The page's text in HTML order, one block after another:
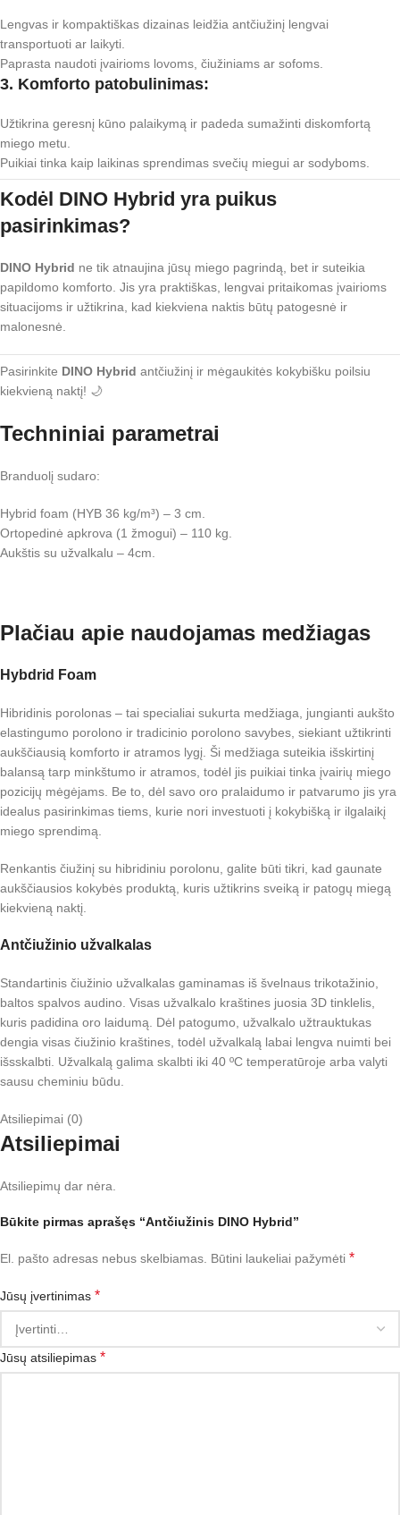
Lengvas ir kompaktiškas dizainas leidžia antčiužinį lengvai
transportuoti ar laikyti.
Paprasta naudoti įvairioms lovoms, čiužiniams ar sofoms.
3. Komforto patobulinimas:
Užtikrina geresnį kūno palaikymą ir padeda sumažinti diskomfortą
miego metu.
Puikiai tinka kaip laikinas sprendimas svečių miegui ar sodyboms.
Kodėl DINO Hybrid yra puikus
pasirinkimas?
DINO Hybrid ne tik atnaujina jūsų miego pagrindą, bet ir suteikia
papildomo komforto. Jis yra praktiškas, lengvai pritaikomas įvairioms
situacijoms ir užtikrina, kad kiekviena naktis būtų patogesnė ir
malonesnė.
Pasirinkite DINO Hybrid antčiužinį ir mėgaukitės kokybišku poilsiu
kiekvieną naktį! 🌙
Techniniai parametrai
Branduolį sudaro:
Hybrid foam (HYB 36 kg/m³) – 3 cm.
Ortopedinė apkrova (1 žmogui) – 110 kg.
Aukštis su užvalkalu – 4cm.
Plačiau apie naudojamas medžiagas
Hybdrid Foam
Hibridinis porolonas – tai specialiai sukurta medžiaga, jungianti aukšto
elastingumo porolono ir tradicinio porolono savybes, siekiant užtikrinti
aukščiausią komforto ir atramos lygį. Ši medžiaga suteikia išskirtinį
balansą tarp minkštumo ir atramos, todėl jis puikiai tinka įvairių miego
pozicijų mėgėjams. Be to, dėl savo oro pralaidumo ir patvarumo jis yra
idealus pasirinkimas tiems, kurie nori investuoti į kokybišką ir ilgalaikį
miego sprendimą.
Renkantis čiužinį su hibridiniu porolonu, galite būti tikri, kad gaunate
aukščiausios kokybės produktą, kuris užtikrins sveiką ir patogų miegą
kiekvieną naktį.
Antčiužinio užvalkalas
Standartinis čiužinio užvalkalas gaminamas iš švelnaus trikotažinio,
baltos spalvos audino. Visas užvalkalo kraštines juosia 3D tinklelis,
kuris padidina oro laidumą. Dėl patogumo, užvalkalo užtrauktukas
dengia visas čiužinio kraštines, todėl užvalkalą labai lengva nuimti bei
išsskalbti. Užvalkalą galima skalbti iki 40 ºC temperatūroje arba valyti
sausu cheminiu būdu.
Atsiliepimai (0)
Atsiliepimai
Atsiliepimų dar nėra.
Būkite pirmas aprašęs “Antčiužinis DINO Hybrid”
El. pašto adresas nebus skelbiamas. Būtini laukeliai pažymėti *
Jūsų įvertinimas *
Jūsų atsiliepimas *